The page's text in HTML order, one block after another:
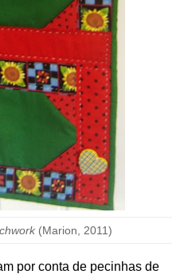
(Marion, 2011)
por conta de pecinhas de